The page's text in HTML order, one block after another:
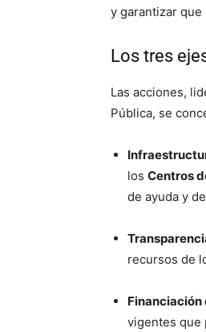
y garantizar
Los tres
Las acciones,
Pública, se
los Centros
de ayuda y
recursos de
Financiación
vigentes que